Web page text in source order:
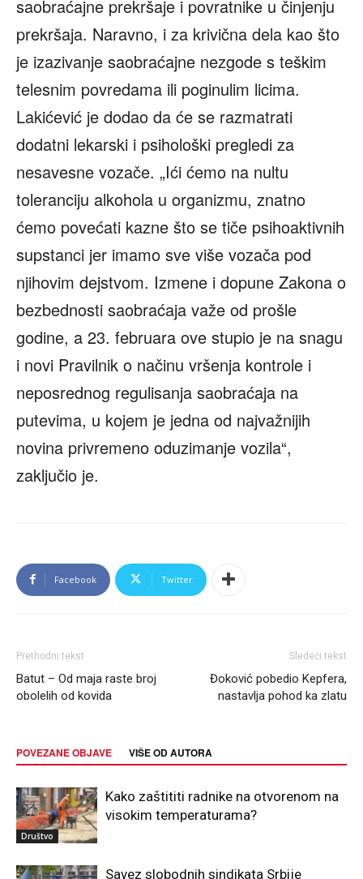
saobraćajne prekršaje i povratnike u činjenju
prekršaja. Naravno, i za krivična dela kao što
je izazivanje saobraćajne nezgode s teškim
telesnim povredama ili poginulim licima.
Lakićević je dodao da će se razmatrati
dodatni lekarski i psihološki pregledi za
nesavesne vozače. „Ići ćemo na nultu
toleranciju alkohola u organizmu, znatno
ćemo povećati kazne što se tiče psihoaktivnih
supstanci jer imamo sve više vozača pod
njihovim dejstvom. Izmene i dopune Zakona o
bezbednosti saobraćaja važe od prošle
godine, a 23. februara ove stupio je na snagu
i novi Pravilnik o načinu vršenja kontrole i
neposrednog regulisanja saobraćaja na
putevima, u kojem je jedna od najvažnijih
novina privremeno oduzimanje vozila“,
zaključio je.
Facebook Twitter
Prethodni tekst
Batut – Od maja raste broj
obolelih od kovida
Sledeći tekst
Đoković pobedio Kepfera,
nastavlja pohod ka zlatu
POVEZANE OBJAVE VIŠE OD AUTORA
Društvo
Kako zaštititi radnike na otvorenom na
visokim temperaturama?
Savez slobodnih sindikata Srbije